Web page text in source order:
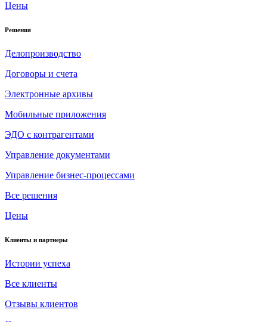
Цены
Решения
Делопроизводство
Договоры и счета
Электронные архивы
Мобильные приложения
ЭДО с контрагентами
Управление документами
Управление бизнес-процессами
Все решения
Цены
Клиенты и партнеры
Истории успеха
Все клиенты
Отзывы клиентов